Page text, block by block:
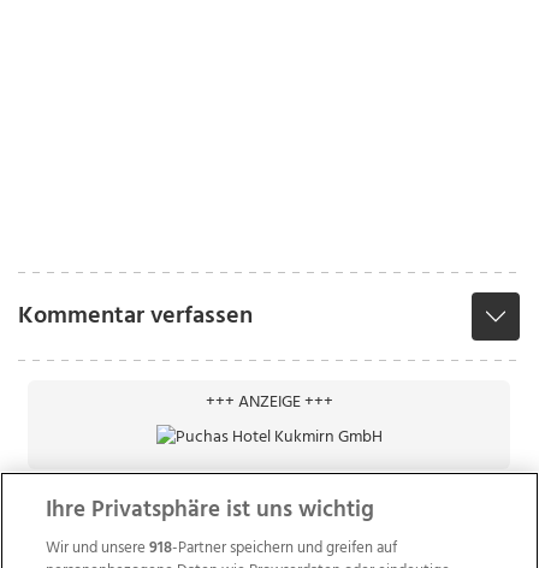
Kommentar verfassen
+++ ANZEIGE +++
Ihre Privatsphäre ist uns wichtig
Wir und unsere918-Partner speichern und greifen auf